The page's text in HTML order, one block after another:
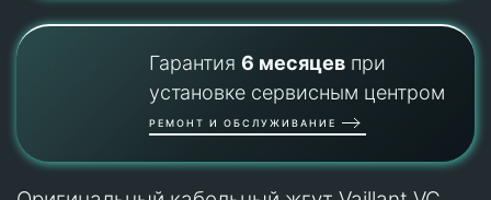
Гарантия 6 месяцевпри
установке сервисным центром
РЕМОНТ И ОБСЛУЖИВАНИЕ